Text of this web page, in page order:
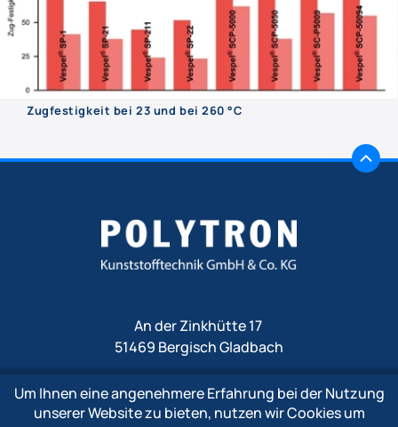
Zugfestigkeit bei 23 und bei 260 °C
An der Zinkhütte 17
51469 Bergisch Gladbach
Fon+49 2202 1009 0
Fax +49 2202 1009 333
Um Ihnen eine angenehmere Erfahrung bei der Nutzung
unserer Website zu bieten, nutzen wir Cookies um